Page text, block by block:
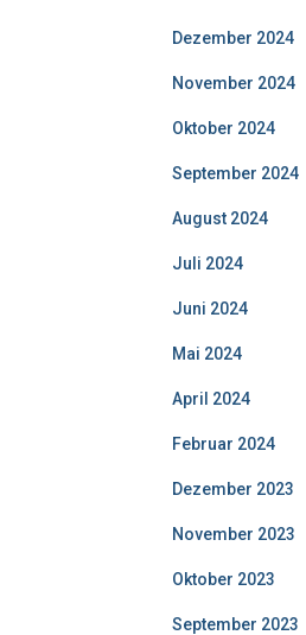
Dezember 2024
November 2024
Oktober 2024
September 2024
August 2024
Juli 2024
Juni 2024
Mai 2024
April 2024
Februar 2024
Dezember 2023
November 2023
Oktober 2023
September 2023